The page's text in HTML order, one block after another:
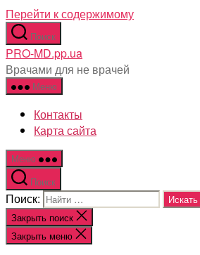
Перейти к содержимому
Поиск
PRO-MD.pp.ua
Врачами для не врачей
Меню
Контакты
Карта сайта
Меню
Поиск
Поиск:
Закрыть поиск
Закрыть меню